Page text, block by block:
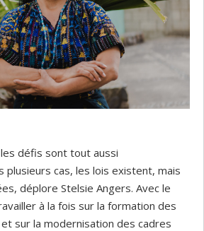
défis sont tout aussi
plusieurs cas, les lois existent, mais
déplore Stelsie Angers. Avec le
à la fois sur la formation des
sur la modernisation des cadres